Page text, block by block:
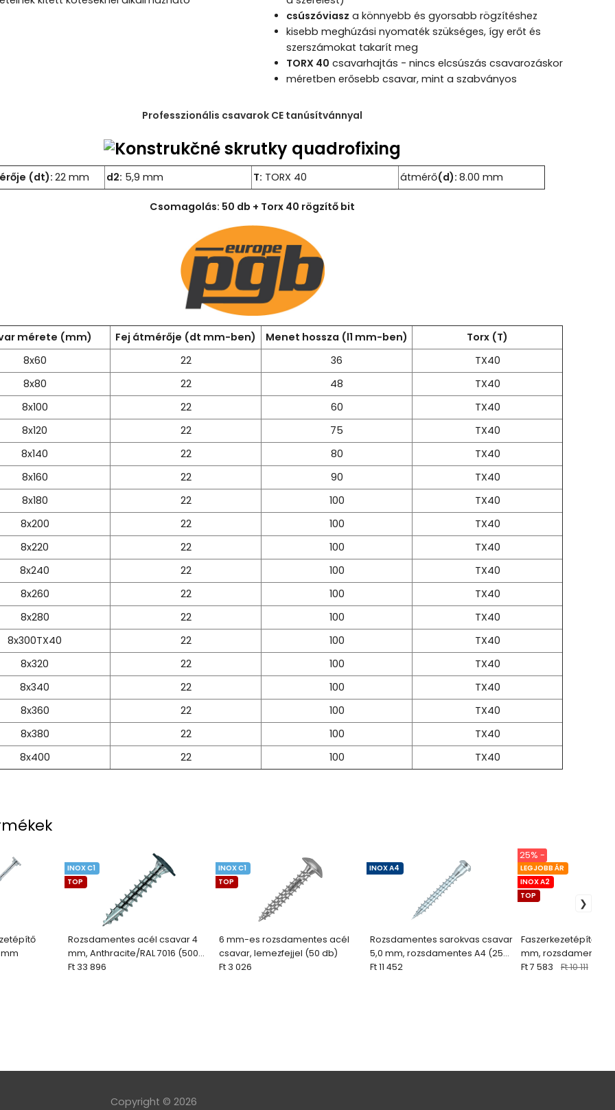
csúszóviasz a könnyebb és gyorsabb rögzítéshez
kisebb meghúzási nyomaték szükséges, így erőt és
szerszámokat takarít meg
TORX 40 csavarhajtás - nincs elcsúszás csavarozáskor
méretben erősebb csavar, mint a szabványos
Professzionális csavarok CE tanúsítvánnyal
(dt):22 mm d2: 5,9 mm T: TORX 40 átmérő(d):8.00 mm
Csomagolás: 50 db + Torx 40 rögzítő bit
mérete (mm) Fej átmérője (dt mm-ben) Menet hossza (l1 mm-ben)
Torx (T)
8x60
22 36
TX40
8x80
22 48
TX40
8x100
22 60
TX40
8x120
22 75
TX40
8x140
22 80
TX40
8x160
22 90
TX40
8x180
22 100
TX40
8x200
22 100
TX40
8x220
22 100
TX40
8x240
22 100
TX40
8x260
22 100
TX40
8x280
22 100
TX40
8x300TX40
22 100
TX40
8x320
22 100
TX40
8x340
22 100
TX40
8x360
22 100
TX40
8x380
22 100
TX40
8x400
22 100 TX40
Rozsdamentes acél csavar 4
mm, Anthracite/RAL 7016 (500
db)
INOX C1
TOP
Ft 33 896
6 mm-es rozsdamentes acél
csavar, lemezfejjel (50 db)
INOX C1
TOP
Ft 3 026
Rozsdamentes sarokvas csavar
5,0 mm, rozsdamentes A4 (250
db)
INOX A4
Ft 11 452
Faszerkezetépítő
mm, rozsdamentes
laposfejű
LEGJOBB ÁR
INOX A2
TOP
25% -
Ft 7 583 Ft 10 111
Copyright © 2026